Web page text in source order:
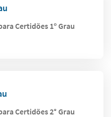
Certidões 1º Grau
Certidões 2° Grau